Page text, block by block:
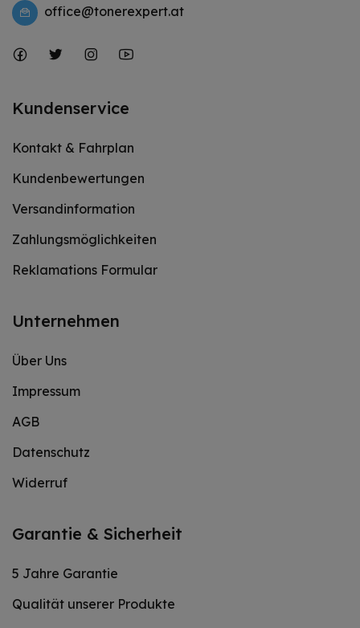
office@tonerexpert.at
Kundenservice
Kontakt & Fahrplan
Kundenbewertungen
Versandinformation
Zahlungsmöglichkeiten
Reklamations Formular
Unternehmen
Über Uns
Impressum
AGB
Datenschutz
Widerruf
Garantie & Sicherheit
5 Jahre Garantie
Qualität unserer Produkte